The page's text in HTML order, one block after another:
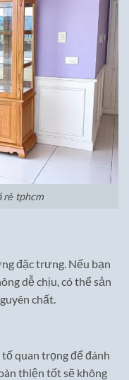
rẻ tphcm
đặc trưng. Nếu bạn
dễ chịu, có thể sản
chất.
quan trọng để đánh
thiện tốt sẽ không